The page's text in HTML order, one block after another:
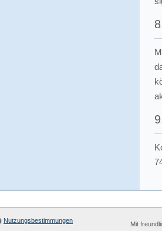
Nutzungsbestimmungen
Mit